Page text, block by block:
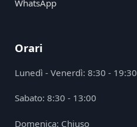
WhatsApp
Orari
Lunedì - Venerdì: 8:30 - 19:30
Sabato: 8:30 - 13:00
Domenica: Chiuso